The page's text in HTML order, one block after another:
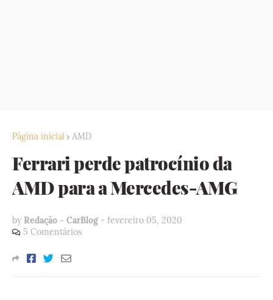
Página inicial AMD
Ferrari perde patrocínio da
AMD para a Mercedes-AMG
by Redação - CarBlog - fevereiro 05, 2020
5 Comentários